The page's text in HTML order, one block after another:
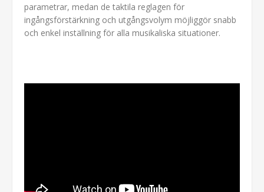
parametrar, medan de taktila reglagen för
ingångsförstärkning och utgångsvolym möjliggör snabb
och enkel inställning för alla musikaliska situationer.